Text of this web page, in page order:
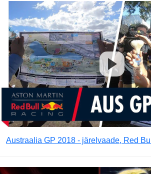
Austraalia GP 2018 - järelvaade, Red Bull